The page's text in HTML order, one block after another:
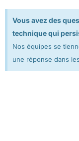
Vous avez des
technique qui
Nos équipes se
une réponse dans